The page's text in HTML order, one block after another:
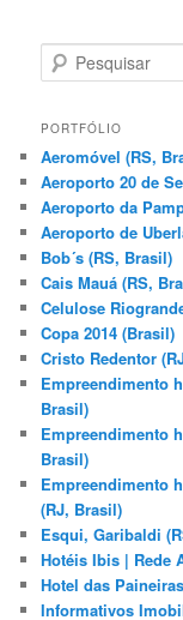
e
q
i
s
a
r
PORTFÓLIO
Aeromóvel (RS,
Aeroporto 20 de
Aeroporto da
Aeroporto de
Bob´s (RS, Brasil)
Cais Mauá (RS,
Celulose
Copa 2014 (Brasil)
Cristo Redentor
Empreendimento
Brasil)
Empreendimento
Brasil)
Empreendimento
(RJ, Brasil)
Esqui, Garibaldi
Hotéis Ibis | Rede
Hotel das
Informativos